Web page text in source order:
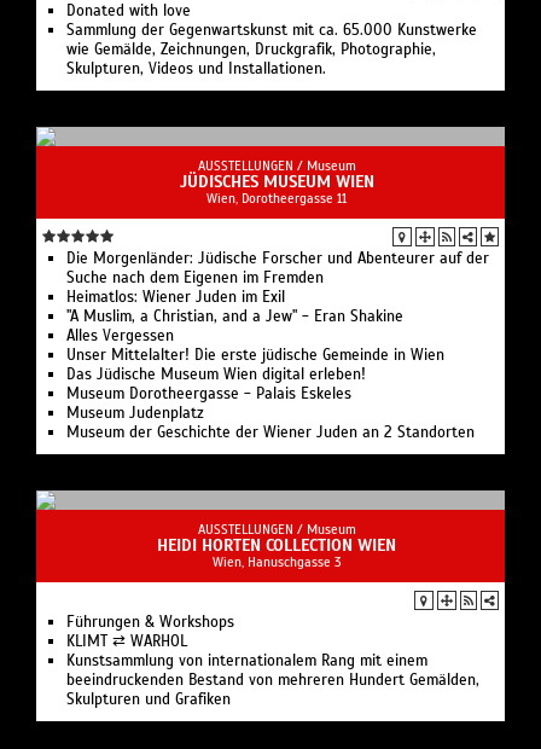
Donated with love
Sammlung der Gegenwartskunst mit ca. 65.000 Kunstwerke
wie Gemälde, Zeichnungen, Druckgrafik, Photographie,
Skulpturen, Videos und Installationen.
AUSSTELLUNGEN / Museum
JÜDISCHES MUSEUM WIEN
Wien, Dorotheergasse 11
Die Morgenländer: Jüdische Forscher und Abenteurer auf der
Suche nach dem Eigenen im Fremden
Heimatlos: Wiener Juden im Exil
"A Muslim, a Christian, and a Jew" - Eran Shakine
Alles Vergessen
Unser Mittelalter! Die erste jüdische Gemeinde in Wien
Das Jüdische Museum Wien digital erleben!
Museum Dorotheergasse - Palais Eskeles
Museum Judenplatz
Museum der Geschichte der Wiener Juden an 2 Standorten
AUSSTELLUNGEN / Museum
HEIDI HORTEN COLLECTION WIEN
Wien, Hanuschgasse 3
Führungen & Workshops
KLIMT ⇄ WARHOL
Kunstsammlung von internationalem Rang mit einem
beeindruckenden Bestand von mehreren Hundert Gemälden,
Skulpturen und Grafiken